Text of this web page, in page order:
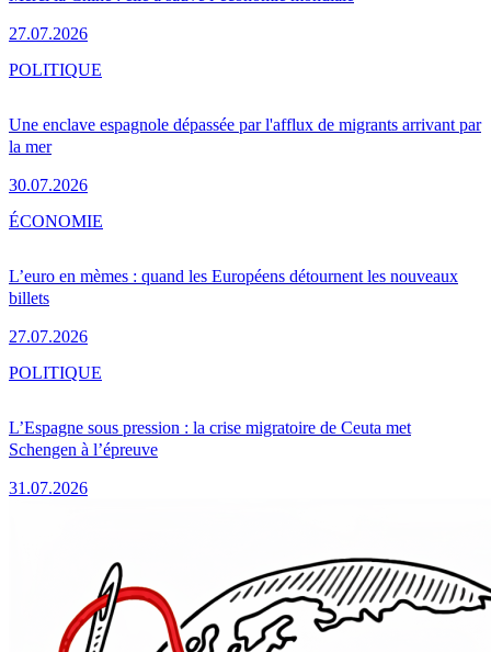
27.07.2026
Une enclave espagnole dépassée par l'afflux de migrants arrivant par
la mer
30.07.2026
POLITIQUE
L’euro en mèmes : quand les Européens détournent les nouveaux
billets
27.07.2026
ÉCONOMIE
L’Espagne sous pression : la crise migratoire de Ceuta met
Schengen à l’épreuve
31.07.2026
POLITIQUE